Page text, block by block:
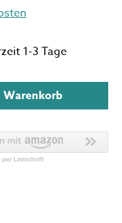
1-3 Tage
Warenkorb